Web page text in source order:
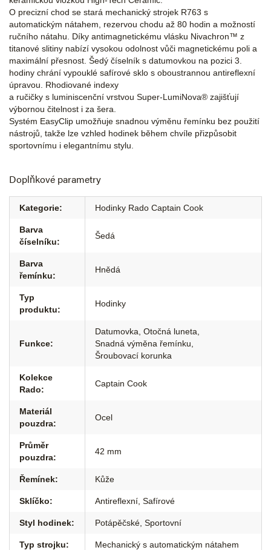
O precizní chod se stará mechanický strojek R763 s
automatickým nátahem, rezervou chodu až 80 hodin a možností
ručního nátahu. Díky antimagnetickému vlásku Nivachron™ z
titanové slitiny nabízí vysokou odolnost vůči magnetickému poli a
maximální přesnost. Šedý číselník s datumovkou na pozici 3.
hodiny chrání vypouklé safírové sklo s oboustrannou antireflexní
úpravou. Rhodiované indexy
a ručičky s luminiscenční vrstvou Super-LumiNova® zajišťují
výbornou čitelnost i za šera.
Systém EasyClip umožňuje snadnou výměnu řemínku bez použití
nástrojů, takže lze vzhled hodinek během chvíle přizpůsobit
sportovnímu i elegantnímu stylu.
Doplňkové parametry
Kategorie: Hodinky Rado Captain Cook
Barva
číselníku:
Šedá
Barva
řemínku:
Hnědá
Typ
produktu:
Hodinky
Funkce:
Datumovka Otočná luneta
Snadná výměna řemínku
Šroubovací korunka
Kolekce
Rado:
Captain Cook
Materiál
pouzdra:
Ocel
Průměr
pouzdra:
42 mm
Řemínek: Kůže
Sklíčko: Antireflexní Safírové
Styl hodinek: Potápěčské Sportovní
Typ strojku: Mechanický s automatickým nátahem